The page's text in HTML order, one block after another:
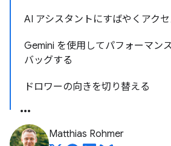
AI アシスタントにすばやくアク
Gemini を使用してパフォーマン
バッグする
ドロワーの向きを切り替える
Matthias Rohmer